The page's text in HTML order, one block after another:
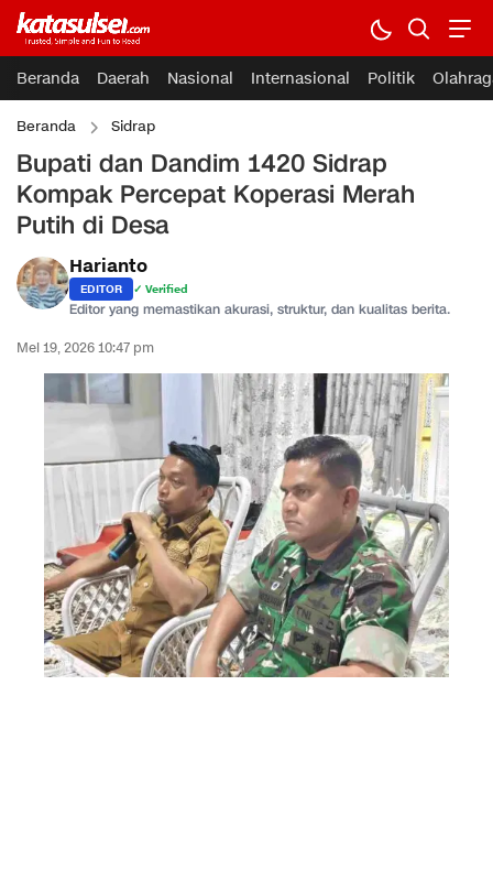
Beranda Daerah Nasional Internasional Politik
Beranda Sidrap
Bupati dan Dandim 1420 Sidrap
Kompak Percepat Koperasi Merah
Putih di Desa
Harianto
EDITOR ✓ Verified
Editor yang memastikan akurasi, struktur, dan kualitas berita.
Mei 19, 2026 10:47 pm